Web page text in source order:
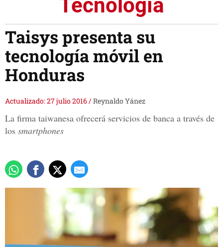
Tecnología
Taisys presenta su
tecnología móvil en
Honduras
Actualizado: 27 julio 2016/Reynaldo Yánez
La firma taiwanesa ofrecerá servicios de banca a través de
los smartphones